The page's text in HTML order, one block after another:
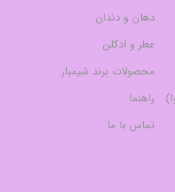
دهان و دندان
عطر و ادکلن
محصولات برند شیمبار
راهنما
تماس با ما